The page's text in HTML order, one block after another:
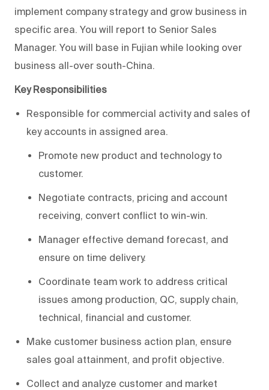
implement company strategy and grow business in
specific area. You will report to Senior Sales
Manager. You will base in Fujian while looking over
business all-over south-China.
Key Responsibilities
Responsible for commercial activity and sales of
key accounts in assigned area.
Promote new product and technology to
customer.
Negotiate contracts, pricing and account
receiving, convert conflict to win-win.
Manager effective demand forecast, and
ensure on time delivery.
Coordinate team work to address critical
issues among production, QC, supply chain,
technical, financial and customer.
Make customer business action plan, ensure
sales goal attainment, and profit objective.
Collect and analyze customer and market